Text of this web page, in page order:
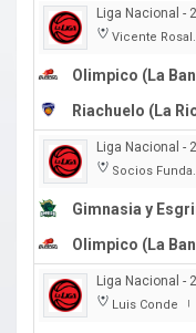
Liga Nacional -
Vicente Rosales
Olimpico (La
Riachuelo (La
Liga Nacional -
Socios Fundadores
Gimnasia y
Olimpico (La
Liga Nacional -
Luis Conde |